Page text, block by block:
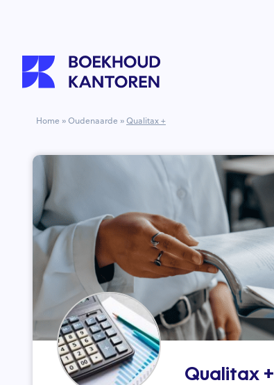
Home »Oudenaarde »Qualitax +
Qualitax +